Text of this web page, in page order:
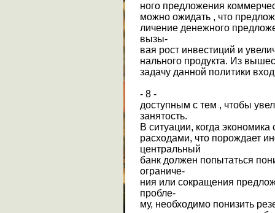
ного предложения
можно ожидать , что
личение денежного
вызы-
вая рост инвестиций и
нального продукта. Из
задачу данной политики
- 8 -
доступным с тем , чтобы
занятость.
В ситуации, когда
расходами, что порождает
центральный
банк должен попытаться
ограниче-
ния или сокращения
пробле-
му, необходимо понизить